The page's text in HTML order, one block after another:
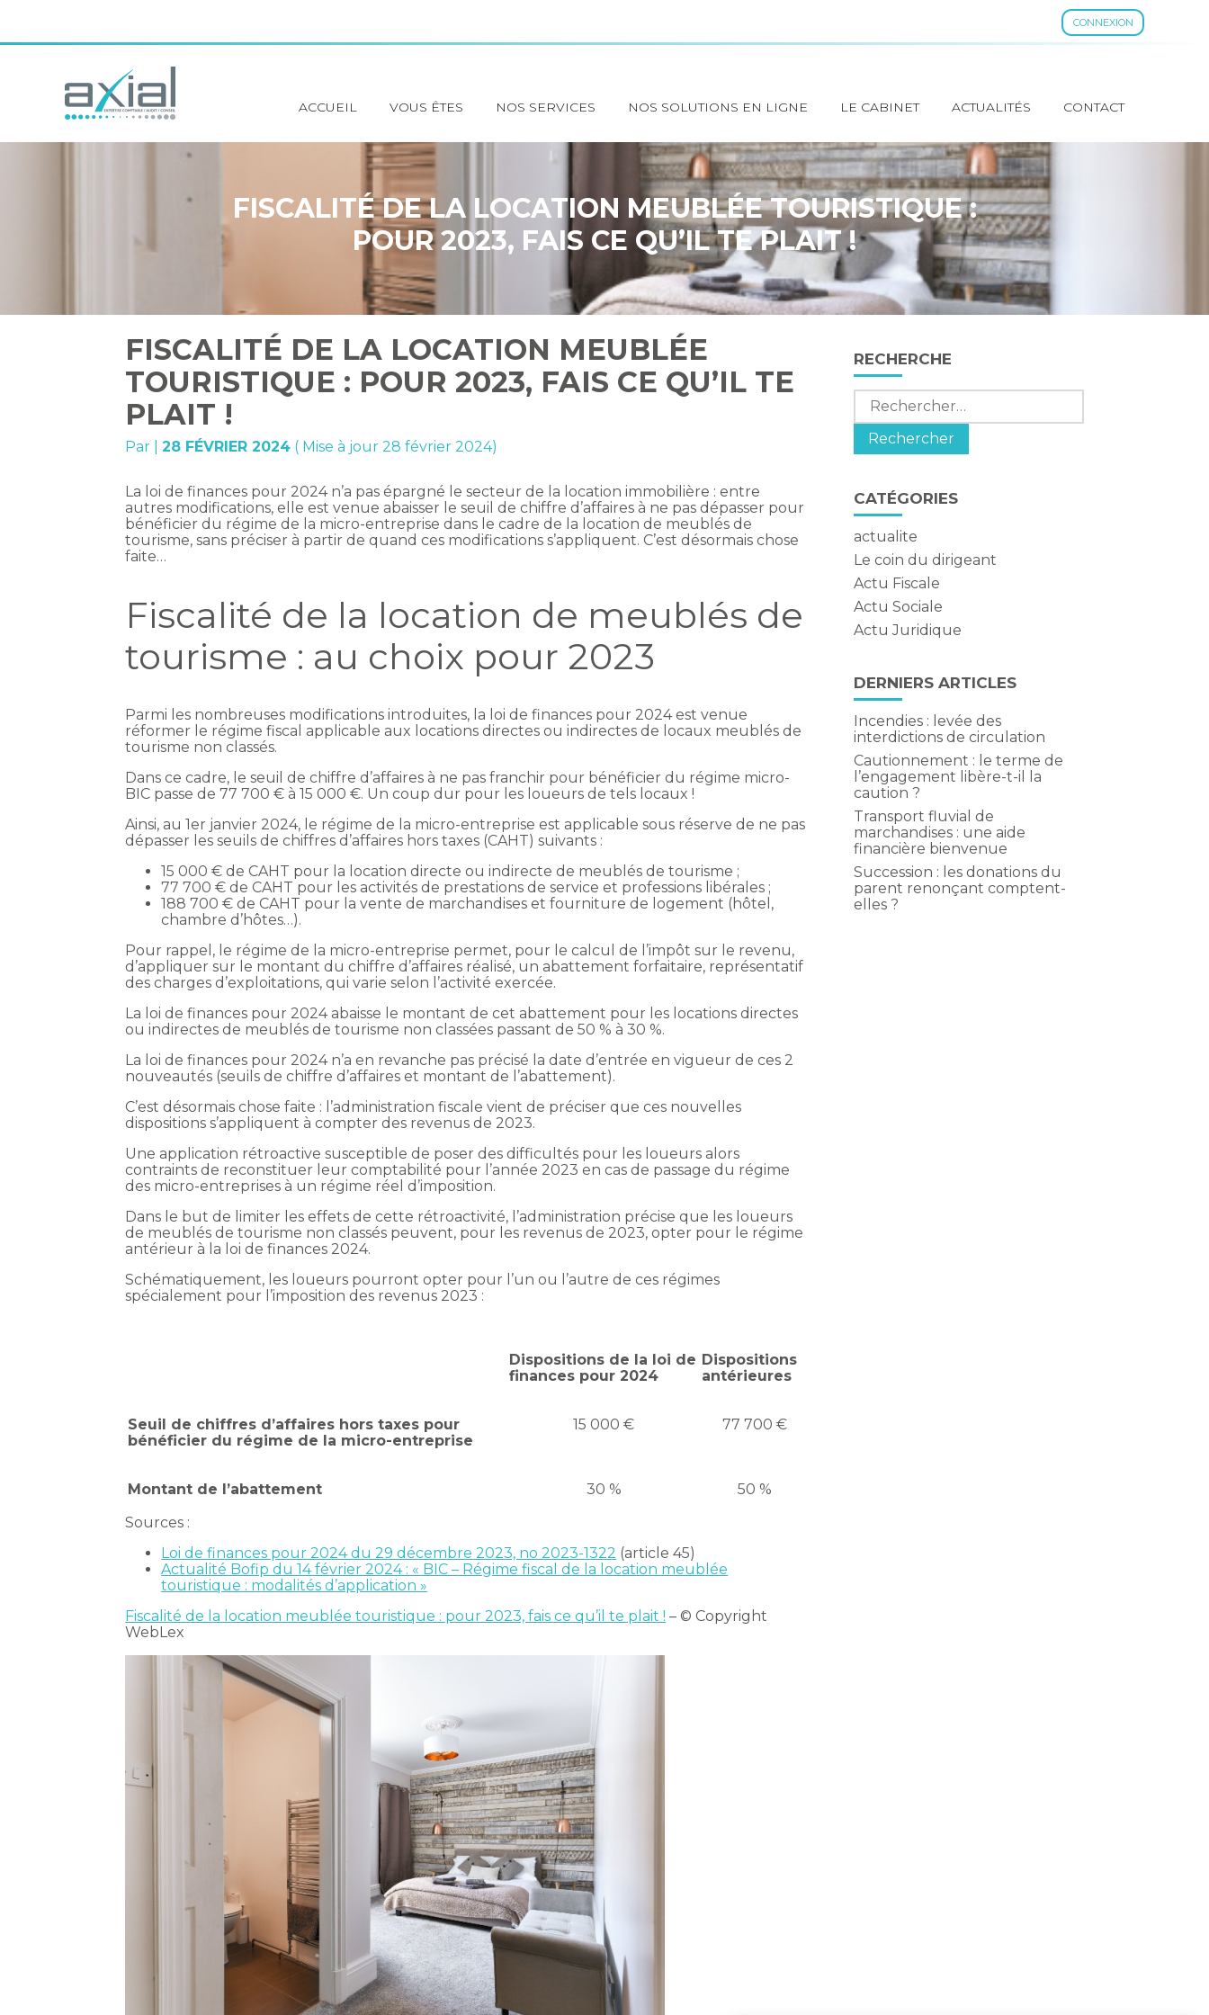
CONNEXION
au
Principal
ACCUEIL VOUS ÊTES NOS SERVICES NOS SOLUTIONS EN LIGNE LE CABINET ACTUALITÉS CONTACT
FISCALITÉ DE LA LOCATION MEUBLÉE TOURISTIQUE :
POUR 2023, FAIS CE QU’IL TE PLAIT !
FISCALITÉ DE LA LOCATION MEUBLÉE
TOURISTIQUE : POUR 2023, FAIS CE QU’IL TE
PLAIT !
Par |28 FÉVRIER 2024 ( Mise à jour 28 février 2024)
La loi de finances pour 2024 n’a pas épargné le secteur de la location immobilière : entre
autres modifications, elle est venue abaisser le seuil de chiffre d’affaires à ne pas dépasser pour
bénéficier du régime de la micro-entreprise dans le cadre de la location de meublés de
tourisme, sans préciser à partir de quand ces modifications s’appliquent. C’est désormais chose
faite…
Fiscalité de la location de meublés de
tourisme : au choix pour 2023
Parmi les nombreuses modifications introduites, la loi de finances pour 2024 est venue
réformer le régime fiscal applicable aux locations directes ou indirectes de locaux meublés de
tourisme non classés.
Dans ce cadre, le seuil de chiffre d’affaires à ne pas franchir pour bénéficier du régime micro-
BIC passe de 77 700 € à 15 000 €. Un coup dur pour les loueurs de tels locaux !
Ainsi, au 1er janvier 2024, le régime de la micro-entreprise est applicable sous réserve de ne pas
dépasser les seuils de chiffres d’affaires hors taxes (CAHT) suivants :
15 000 € de CAHT pour la location directe ou indirecte de meublés de tourisme ;
77 700 € de CAHT pour les activités de prestations de service et professions libérales ;
188 700 € de CAHT pour la vente de marchandises et fourniture de logement (hôtel,
chambre d’hôtes…).
Pour rappel, le régime de la micro-entreprise permet, pour le calcul de l’impôt sur le revenu,
d’appliquer sur le montant du chiffre d’affaires réalisé, un abattement forfaitaire, représentatif
des charges d’exploitations, qui varie selon l’activité exercée.
La loi de finances pour 2024 abaisse le montant de cet abattement pour les locations directes
ou indirectes de meublés de tourisme non classées passant de 50 % à 30 %.
La loi de finances pour 2024 n’a en revanche pas précisé la date d’entrée en vigueur de ces 2
nouveautés (seuils de chiffre d’affaires et montant de l’abattement).
C’est désormais chose faite : l’administration fiscale vient de préciser que ces nouvelles
dispositions s’appliquent à compter des revenus de 2023.
Une application rétroactive susceptible de poser des difficultés pour les loueurs alors
contraints de reconstituer leur comptabilité pour l’année 2023 en cas de passage du régime
des micro-entreprises à un régime réel d’imposition.
Dans le but de limiter les effets de cette rétroactivité, l’administration précise que les loueurs
de meublés de tourisme non classés peuvent, pour les revenus de 2023, opter pour le régime
antérieur à la loi de finances 2024.
Schématiquement, les loueurs pourront opter pour l’un ou l’autre de ces régimes
spécialement pour l’imposition des revenus 2023 :
Dispositions de la loi de
finances pour 2024
Dispositions
antérieures
Seuil de chiffres d’affaires hors taxes pour
bénéficier du régime de la micro-entreprise
15 000 € 77 700 €
Montant de l’abattement 30 %
50 %
Sources :
Loi de finances pour 2024 du 29 décembre 2023, no 2023-1322 (article 45)
Actualité Bofip du 14 février 2024 : « BIC – Régime fiscal de la location meublée
touristique : modalités d’application »
Fiscalité de la location meublée touristique : pour 2023, fais ce qu’il te plait ! – © Copyright
WebLex
Blog
sidebar
RECHERCHE
Rechercher :
CATÉGORIES
actualite
Le coin du dirigeant
Actu Fiscale
Actu Sociale
Actu Juridique
DERNIERS ARTICLES
Incendies : levée des
interdictions de circulation
Cautionnement : le terme de
l’engagement libère-t-il la
caution ?
Transport fluvial de
marchandises : une aide
financière bienvenue
Succession : les donations du
parent renonçant comptent-
elles ?